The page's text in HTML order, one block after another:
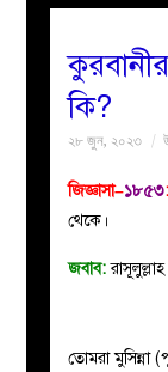
বয়ান
নারীদের
ইসলাহী
কি?
২৮ জুন, ২০২৩
জিজ্ঞাসা–১৮৫৩:
থেকে।
জবাব:
তোমরা মুসিন্না